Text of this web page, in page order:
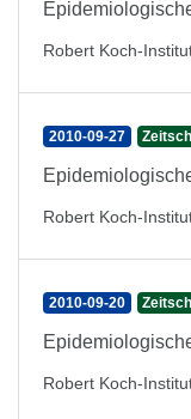
Robert Koch-
2010-09-27
Robert Koch-
2010-09-20
Robert Koch-